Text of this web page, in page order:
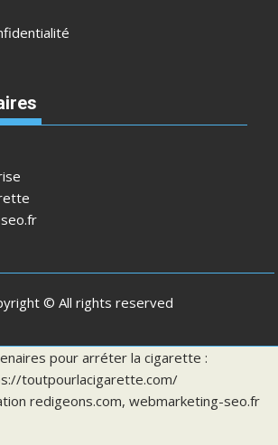
© All rights reserved
pour arréter la cigarette :
toutpourlacigarette.com/
redigeons.com, webmarketing-seo.fr